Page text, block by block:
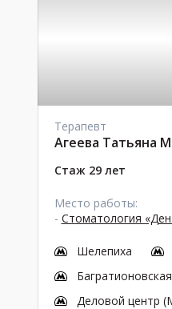
Терапевт
Агеева Татьяна
Стаж 29 лет
Место работы:
- Стоматология
Шелепиха
Багратионовская
Деловой центр